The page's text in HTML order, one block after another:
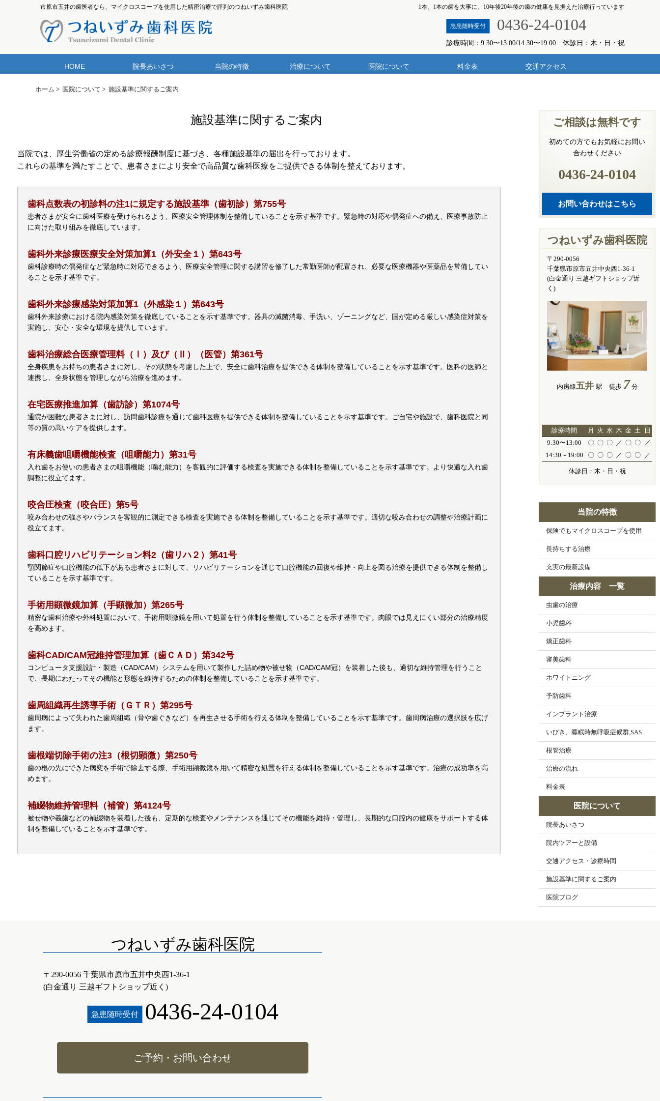
市原市五井の歯医者なら、マイクロスコープを使用した精密治療で評判のつねいずみ歯科医院 1本、1本の歯を大事に。10年後20年後の歯の健康を見据えた治療行っています
急患随時受付 0436-24-0104
診療時間：9:30〜13:00/14:30〜19:00 休診日：木・日・祝
HOME 院長あいさつ 当院の特徴 治療について 医院について 料金表 交通アクセス
ホーム > 医院について > 施設基準に関するご案内
施設基準に関するご案内
当院では、厚生労働省の定める診療報酬制度に基づき、各種施設基準の届出を行っております。
これらの基準を満たすことで、患者さまにより安全で高品質な歯科医療をご提供できる体制を整えております。
歯科点数表の初診料の注1に規定する施設基準（歯初診）第755号
患者さまが安全に歯科医療を受けられるよう、医療安全管理体制を整備していることを示す基準です。緊急時の対応や偶発症への備え、医療事故防止
に向けた取り組みを徹底しています。
歯科外来診療医療安全対策加算1（外安全１）第643号
歯科診療時の偶発症など緊急時に対応できるよう、医療安全管理に関する講習を修了した常勤医師が配置され、必要な医療機器や医薬品を常備してい
ることを示す基準です。
歯科外来診療感染対策加算1（外感染１）第643号
歯科外来診療における院内感染対策を徹底していることを示す基準です。器具の滅菌消毒、手洗い、ゾーニングなど、国が定める厳しい感染症対策を
実施し、安心・安全な環境を提供しています。
歯科治療総合医療管理料（Ⅰ）及び（Ⅱ）（医管）第361号
全身疾患をお持ちの患者さまに対し、その状態を考慮した上で、安全に歯科治療を提供できる体制を整備していることを示す基準です。医科の医師と
連携し、全身状態を管理しながら治療を進めます。
在宅医療推進加算（歯訪診）第1074号
通院が困難な患者さまに対し、訪問歯科診療を通じて歯科医療を提供できる体制を整備していることを示す基準です。ご自宅や施設で、歯科医院と同
等の質の高いケアを提供します。
有床義歯咀嚼機能検査（咀嚼能力）第31号
入れ歯をお使いの患者さまの咀嚼機能（噛む能力）を客観的に評価する検査を実施できる体制を整備していることを示す基準です。より快適な入れ歯
調整に役立てます。
咬合圧検査（咬合圧）第5号
咬み合わせの強さやバランスを客観的に測定できる検査を実施できる体制を整備していることを示す基準です。適切な咬み合わせの調整や治療計画に
役立てます。
歯科口腔リハビリテーション料2（歯リハ２）第41号
顎関節症や口腔機能の低下がある患者さまに対して、リハビリテーションを通じて口腔機能の回復や維持・向上を図る治療を提供できる体制を整備し
ていることを示す基準です。
手術用顕微鏡加算（手顕微加）第265号
精密な歯科治療や外科処置において、手術用顕微鏡を用いて処置を行う体制を整備していることを示す基準です。肉眼では見えにくい部分の治療精度
を高めます。
歯科CAD/CAM冠維持管理加算（歯ＣＡＤ）第342号
コンピュータ支援設計・製造（CAD/CAM）システムを用いて製作した詰め物や被せ物（CAD/CAM冠）を装着した後も、適切な維持管理を行うこと
で、長期にわたってその機能と形態を維持するための体制を整備していることを示す基準です。
歯周組織再生誘導手術（ＧＴＲ）第295号
歯周病によって失われた歯周組織（骨や歯ぐきなど）を再生させる手術を行える体制を整備していることを示す基準です。歯周病治療の選択肢を広げ
ます。
歯根端切除手術の注3（根切顕微）第250号
歯の根の先にできた病変を手術で除去する際、手術用顕微鏡を用いて精密な処置を行える体制を整備していることを示す基準です。治療の成功率を高
めます。
補綴物維持管理料（補管）第4124号
被せ物や義歯などの補綴物を装着した後も、定期的な検査やメンテナンスを通じてその機能を維持・管理し、長期的な口腔内の健康をサポートする体
制を整備していることを示す基準です。
ご相談は無料です
初めての方でもお気軽にお問い
合わせください
0436-24-0104
お問い合わせはこちら
つねいずみ歯科医院
〒290-0056
千葉県市原市五井中央西1-36-1
(白金通り 三越ギフトショップ近
く)
内房線五井駅 徒歩 7 分
診療時間 月 火 水 木 金 土
日
9:30〜13:00
〇 〇 〇 ／ 〇 〇 ／
14:30～19:00
〇 〇 〇 ／ 〇 〇 ／
休診日：木・日・祝
当院の特徴
保険でもマイクロスコープを使用
長持ちする治療
充実の最新設備
治療内容 一覧
虫歯の治療
小児歯科
矯正歯科
審美歯科
ホワイトニング
予防歯科
インプラント治療
いびき、睡眠時無呼吸症候群,SAS
根管治療
治療の流れ
料金表
医院について
院長あいさつ
院内ツアーと設備
交通アクセス・診療時間
施設基準に関するご案内
医院ブログ
つねいずみ歯科医院
〒290-0056 千葉県市原市五井中央西1-36-1
(白金通り 三越ギフトショップ近く)
急患随時受付 0436-24-0104
ご予約・お問い合わせ